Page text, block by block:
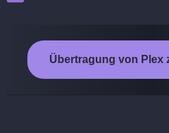
Übertragung von Plex